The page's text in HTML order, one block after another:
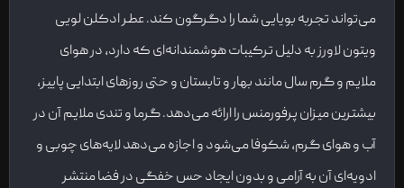
می‌تواند تجربه بویایی شما را دگرگون کند. عطر ادکلن لویی
ویتون لاورز به دلیل ترکیبات هوشمندانه‌ای که دارد، در هوای
ملایم و گرم سال مانند بهار و تابستان و حتی روزهای ابتدایی پاییز،
بیشترین میزان پرفورمنس را ارائه می‌دهد. گرما و تندی ملایم آن در
آب و هوای گرم، شکوفا می‌شود و اجازه می‌دهد لایه‌های چوبی و
ادویه‌ای آن به آرامی و بدون ایجاد حس خفگی در فضا منتشر